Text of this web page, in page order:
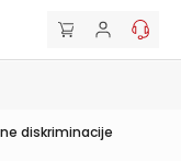
diskriminacije